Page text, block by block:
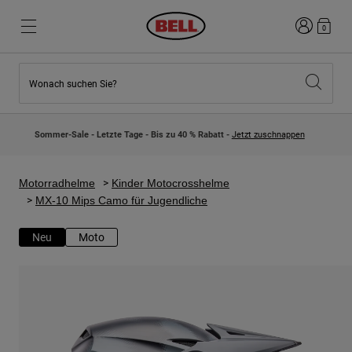
Neuzugänge
Kinder Motocrosshelme
Lifestyle
Entdecken Moto
Neuzugänge
Lifestyle
Entdecke Bike
Road & Gravel
Anmelden
0
Wonach suchen Sie?
Sommer-Sale - Letzte Tage - Bis zu 40 % Rabatt - Jetzt zuschnappen
Motorradhelme
Kinder Motocrosshelme
MX-10 Mips Camo für Jugendliche
Neu Moto